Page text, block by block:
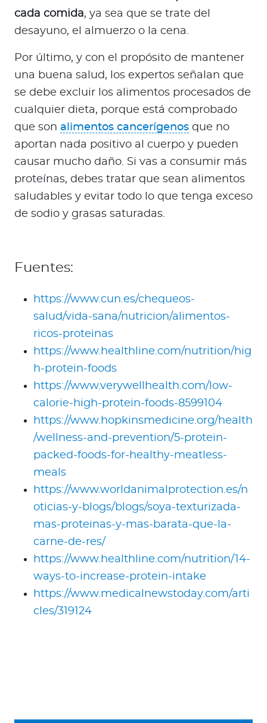
cada comida, ya sea que se trate del
desayuno, el almuerzo o la cena.
Por último, y con el propósito de mantener
una buena salud, los expertos señalan que
se debe excluir los alimentos procesados de
cualquier dieta, porque está comprobado
que son alimentos cancerígenos que no
aportan nada positivo al cuerpo y pueden
causar mucho daño. Si vas a consumir más
proteínas, debes tratar que sean alimentos
saludables y evitar todo lo que tenga exceso
de sodio y grasas saturadas.
Fuentes:
https://www.cun.es/chequeos-
salud/vida-sana/nutricion/alimentos-
ricos-proteinas
https://www.healthline.com/nutrition/hig
h-protein-foods
https://www.verywellhealth.com/low-
calorie-high-protein-foods-8599104
https://www.hopkinsmedicine.org/health
/wellness-and-prevention/5-protein-
packed-foods-for-healthy-meatless-
meals
https://www.worldanimalprotection.es/n
oticias-y-blogs/blogs/soya-texturizada-
mas-proteinas-y-mas-barata-que-la-
carne-de-res/
https://www.healthline.com/nutrition/14-
ways-to-increase-protein-intake
https://www.medicalnewstoday.com/arti
cles/319124